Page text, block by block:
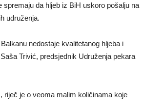
da hljeb iz BiH uskoro pošalju na
udruženja.
nedostaje kvalitetanog hljeba i
Trivić, predsjednik Udruženja pekara
riječ je o veoma malim količinama koje